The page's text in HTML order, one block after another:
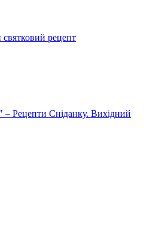
рецепт
– Рецепти Сніданку. Вихідний